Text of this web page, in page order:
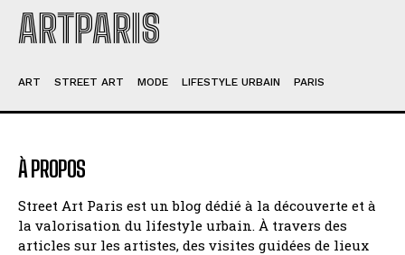
ARTPARIS
ART STREET ART MODE LIFESTYLE URBAIN PARIS
À PROPOS
Street Art Paris est un blog dédié à la découverte et à
la valorisation du lifestyle urbain. À travers des
articles sur les artistes, des visites guidées de lieux